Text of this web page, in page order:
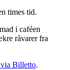
times tid.
i caféen
råvarer fra
Billetto.